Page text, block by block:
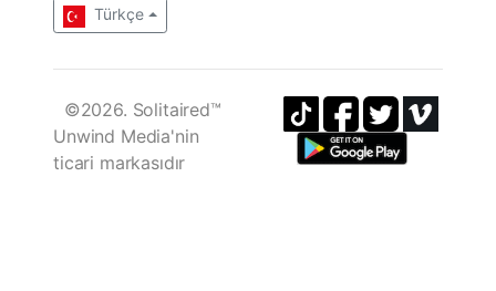
Türkçe
©2026. Solitaired™
Unwind Media'nin
ticari markasıdır